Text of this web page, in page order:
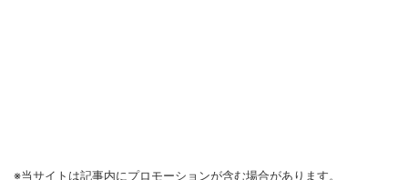
※当サイトは記事内にプロモーションが含む場合があります。